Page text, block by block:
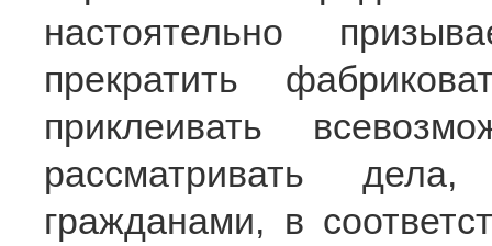
настоятельно
прекратить
приклеивать
рассматривать
гражданами, в